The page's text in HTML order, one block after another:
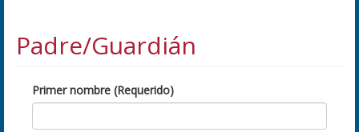
Padre/Guardián
Primer nombre (Requerido)